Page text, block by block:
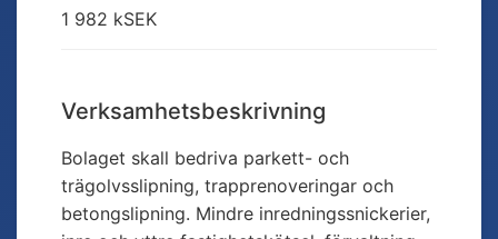
1 982 kSEK
Verksamhetsbeskrivning
Bolaget skall bedriva parkett- och
trägolvsslipning, trapprenoveringar och
betongslipning. Mindre inredningssnickerier,